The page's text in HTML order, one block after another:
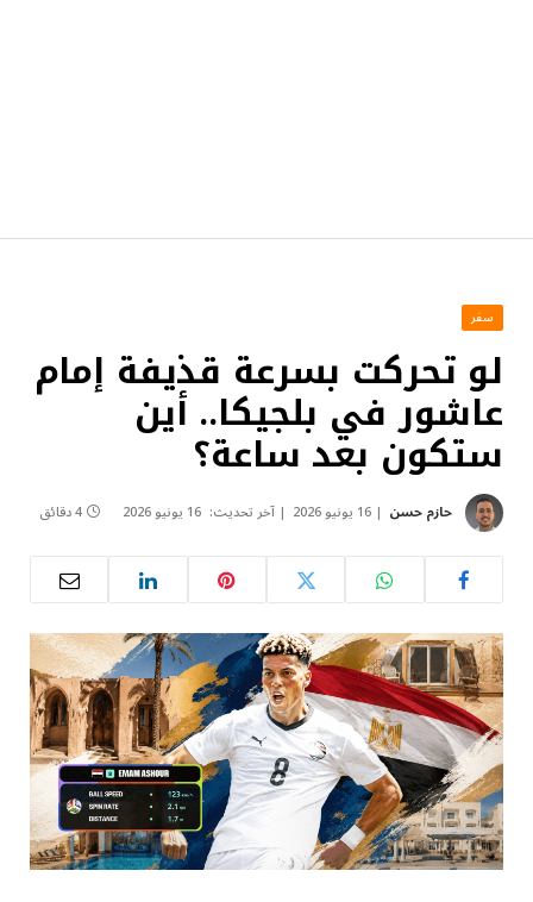
سفر
لو تحركت بسرعة قذيفة إمام
عاشور في بلجيكا.. أين
ستكون بعد ساعة؟
حازم حسن 16 يونيو 2026 آخر تحديث: 16 يونيو 2026 4 دقائق